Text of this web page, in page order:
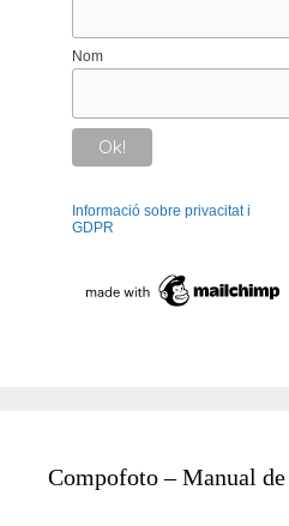
Nom
Informació sobre privacitat i
GDPR
Compofoto – Manual